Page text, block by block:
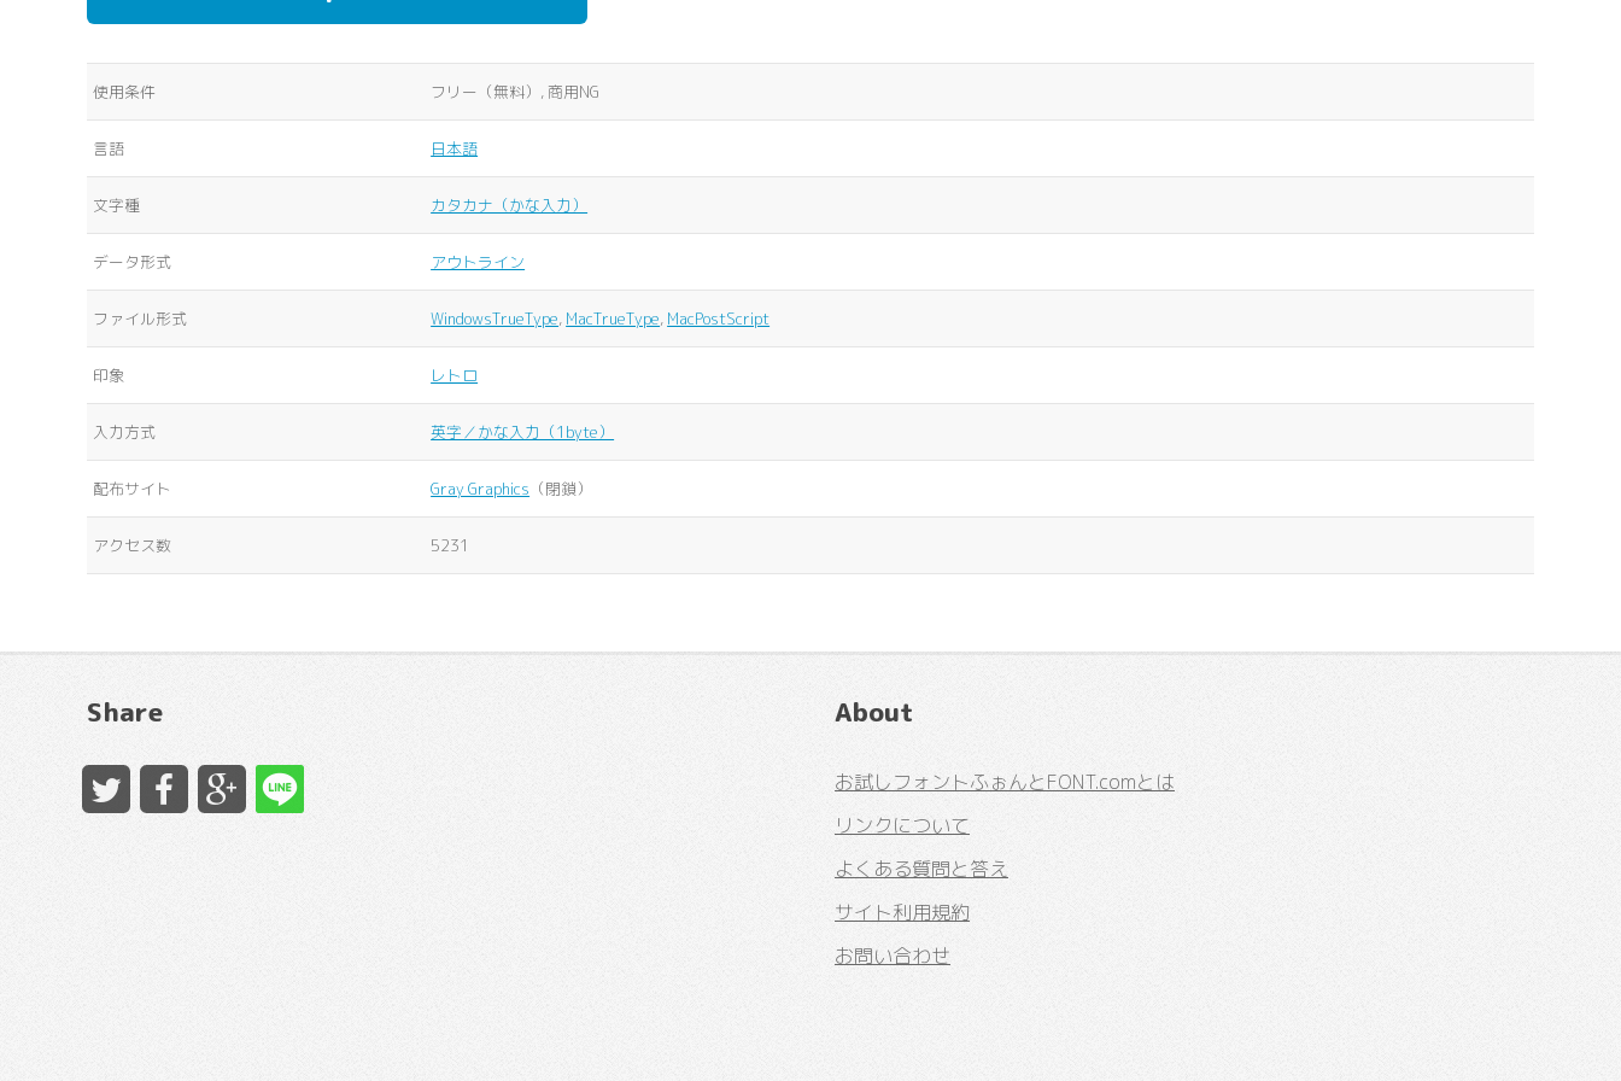
使用条件 フリー（無料）, 商用NG
言語 日本語
文字種 カタカナ（かな入力）
データ形式 アウトライン
ファイル形式 WindowsTrueType, MacTrueType, MacPostScript
印象 レトロ
入力方式 英字／かな入力（1byte）
配布サイト Gray Graphics （閉鎖）
アクセス数 5231
Share About
お試しフォントふぉんとFONT.comとは
リンクについて
よくある質問と答え
サイト利用規約
お問い合わせ